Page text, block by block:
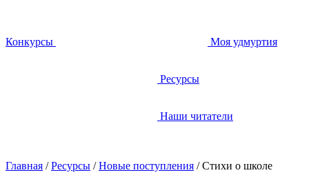
Конкурсы Моя удмуртия
Ресурсы
Наши читатели
Главная /Ресурсы /Новые поступления /Стихи о школе